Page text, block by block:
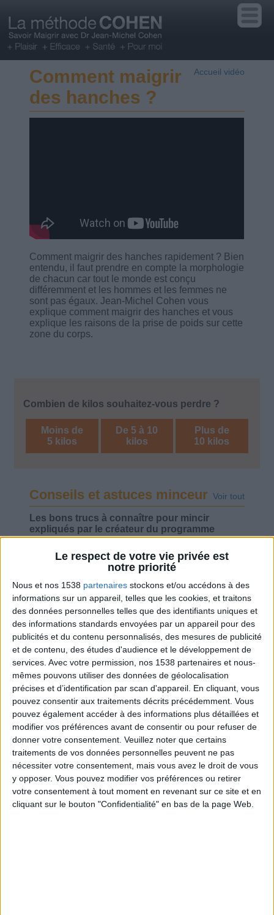
Le respect de votre vie privée est
notre priorité
Nous et nos 1538 partenaires stockons et/ou accédons à des
informations sur un appareil, telles que les cookies, et traitons
des données personnelles telles que des identifiants uniques et
des informations standards envoyées par un appareil pour des
publicités et du contenu personnalisés, des mesures de publicité
et de contenu, des études d'audience et le développement de
services. Avec votre permission, nos 1538 partenaires et nous-
mêmes pouvons utiliser des données de géolocalisation
précises et d’identification par scan d'appareil. En cliquant, vous
pouvez consentir aux traitements décrits précédemment. Vous
pouvez également accéder à des informations plus détaillées et
modifier vos préférences avant de consentir ou pour refuser de
donner votre consentement. Veuillez noter que certains
traitements de vos données personnelles peuvent ne pas
nécessiter votre consentement, mais vous avez le droit de vous
y opposer. Vous pouvez modifier vos préférences ou retirer
votre consentement à tout moment en revenant sur ce site et en
cliquant sur le bouton "Confidentialité" en bas de la page Web.
Accueil vidéo
Comment maigrir
des hanches ?
Comment maigrir des hanches rapidement ? Bien
entendu, il faut prendre en compte la morphologie
de chacun car tout le monde est conçu
différemment et les hommes et les femmes ne
sont pas égaux. Jean-Michel Cohen vous
explique comment maigrir des hanches et vous
explique les raisons de la prise de poids sur cette
zone du corps.
Combien de kilos souhaitez-vous perdre ?
Moins de
5 kilos
De 5 à 10
kilos
Plus de
10 kilos
Conseils et astuces minceur Voir tout
Les bons trucs à connaître pour mincir
expliqués par le créateur du programme
Savoir Maigrir.
La règle N°1 pour maigrir : le déficit calorique